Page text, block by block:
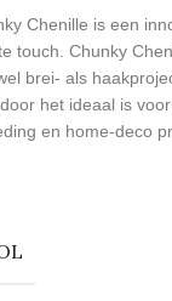
Chenille is een
touch. Chunky
brei- als
het ideaal is
en home-deco